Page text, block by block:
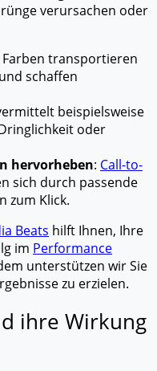
verursachen oder
Farben transportieren
schaffen
beispielsweise
oder
hervorheben: Call-to-
sich durch passende
zum Klick.
Beats hilft Ihnen, Ihre
im Performance
unterstützen wir Sie
zu erzielen.
ihre Wirkung